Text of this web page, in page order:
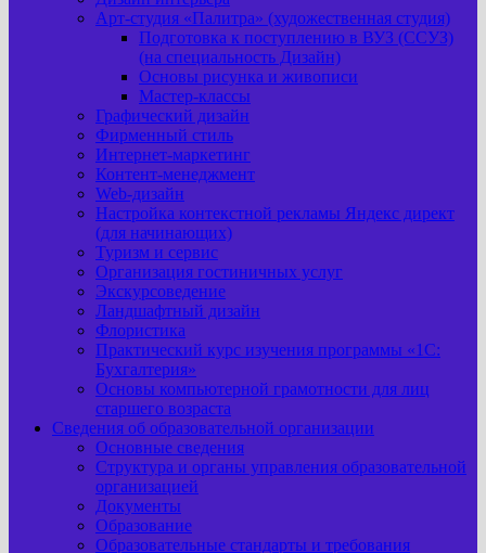
Арт-cтудия «Палитра» (художественная студия)
Подготовка к поступлению в ВУЗ (ССУЗ)
(на специальность Дизайн)
Основы рисунка и живописи
Мастер-классы
Графический дизайн
Фирменный стиль
Интернет-маркетинг
Контент-менеджмент
Web-дизайн
Настройка контекстной рекламы Яндекс директ
(для начинающих)
Туризм и сервис
Организация гостиничных услуг
Экскурсоведение
Ландшафтный дизайн
Флористика
Практический курс изучения программы «1С:
Бухгалтерия»
Основы компьютерной грамотности для лиц
старшего возраста
Сведения об образовательной организации
Основные сведения
Структура и органы управления образовательной
организацией
Документы
Образование
Образовательные стандарты и требования